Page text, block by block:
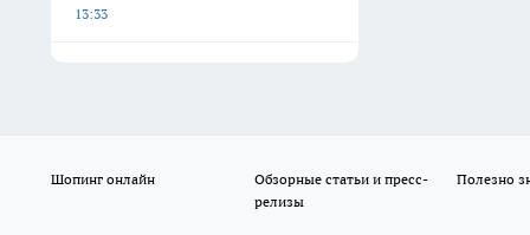
13:33
Шопинг онлайн
Обзорные статьи и пресс-
релизы
Полезно